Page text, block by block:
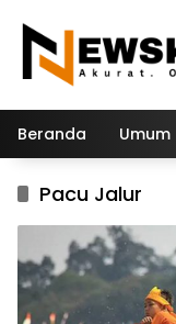
konten
Beranda Umum
Pacu Jalur